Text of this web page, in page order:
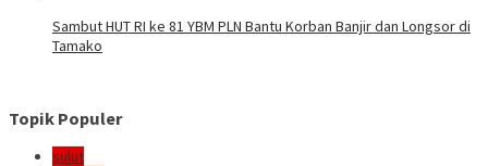
Sambut HUT RI ke 81 YBM PLN Bantu Korban Banjir dan Longsor di
Tamako
Topik Populer
sulut